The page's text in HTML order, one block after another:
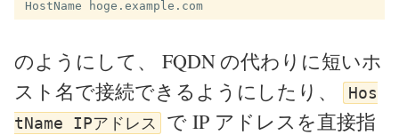
のようにして、 FQDN の代わりに短いホ
スト名で接続できるようにしたり、 Hos
tName IPアドレス
で IP アドレスを直接指